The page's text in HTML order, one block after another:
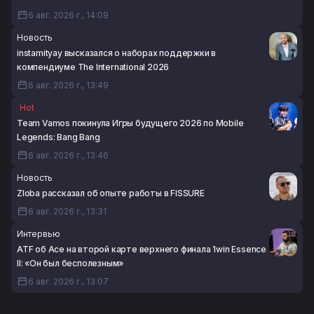
6 авг. 2026 г., 14:09
Новость
instamityay высказался о наборах поддержки в
компендиуме The International 2026
6 авг. 2026 г., 13:49
Hot
Team Vamos покинула Игры будущего 2026 по Mobile
Legends: Bang Bang
6 авг. 2026 г., 13:46
Новость
Zloba рассказал об опыте работы в FISSURE
6 авг. 2026 г., 13:31
Интервью
ATF об Ace на второй карте верхнего финала 1win Essence
II: «Он был бесполезным»
6 авг. 2026 г., 13:07